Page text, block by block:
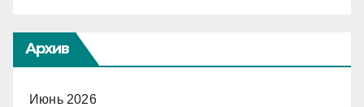
Архив
Июнь 2026